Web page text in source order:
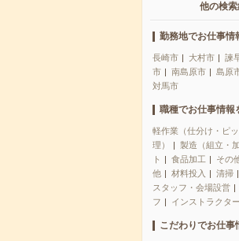
他の検
勤務地でお仕事情
長崎市 大村市 諫
市
南島原市 島原
対馬市
職種でお仕事情報
軽作業（仕分け・ピ
理）
製造（組立・加
ト
食品加工 その
他
材料投入 清掃
スタッフ・会場設営
フ
インストラクタ
こだわりでお仕事